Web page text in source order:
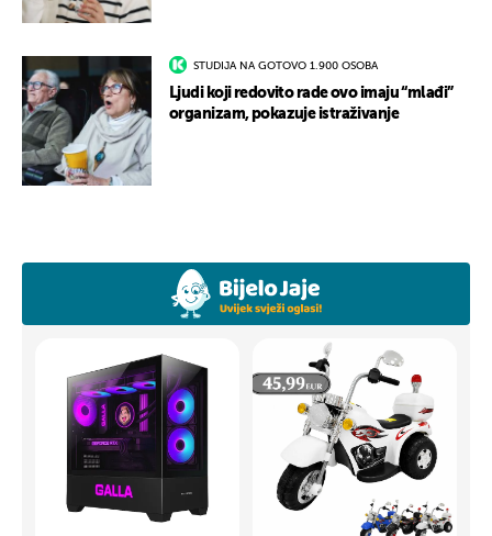
STUDIJA NA GOTOVO 1.900 OSOBA
Ljudi koji redovito rade ovo imaju “mlađi”
organizam, pokazuje istraživanje